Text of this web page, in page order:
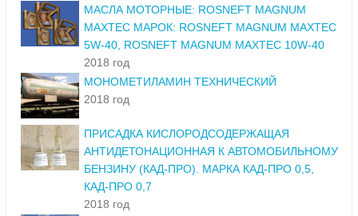
МАСЛА МОТОРНЫЕ: ROSNEFT MAGNUM
MAXTEC МАРОК: ROSNEFT MAGNUM MAXTEC
5W-40, ROSNEFT MAGNUM MAXTEC 10W-40
2018 год
МОНОМЕТИЛАМИН ТЕХНИЧЕСКИЙ
2018 год
ПРИСАДКА КИСЛОРОДСОДЕРЖАЩАЯ
АНТИДЕТОНАЦИОННАЯ К АВТОМОБИЛЬНОМУ
БЕНЗИНУ (КАД-ПРО). МАРКА КАД-ПРО 0,5,
КАД-ПРО 0,7
2018 год